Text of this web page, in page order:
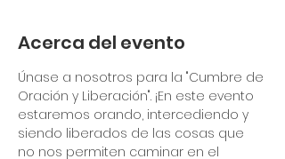
Acerca del evento
Únase a nosotros para la "Cumbre de
Oración y Liberación". ¡En este evento
estaremos orando, intercediendo y
siendo liberados de las cosas que
no nos permiten caminar en el